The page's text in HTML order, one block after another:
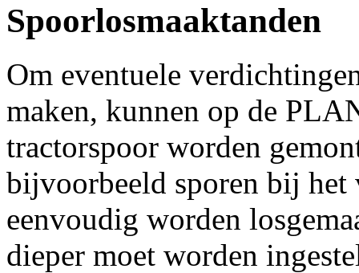
Spoorlosmaaktanden
Om eventuele
maken, kunnen op de
tractorspoor worden
bijvoorbeeld sporen bij het
eenvoudig worden
dieper moet worden